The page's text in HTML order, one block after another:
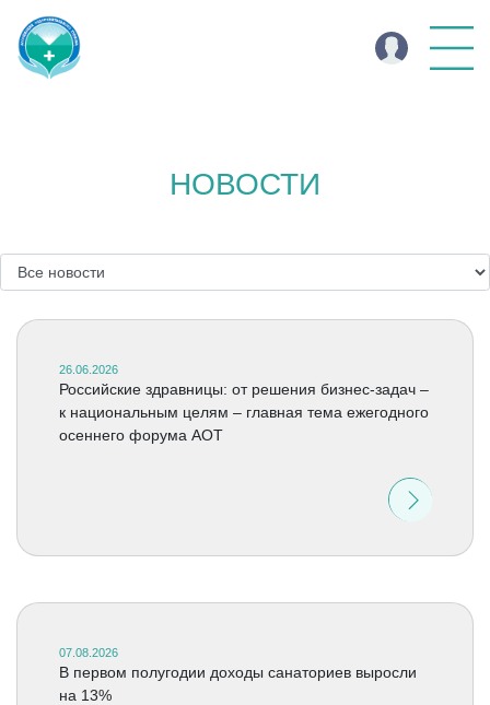
НОВОСТИ
26.06.2026
Российские здравницы: от решения бизнес-задач –
к национальным целям – главная тема ежегодного
осеннего форума АОТ
07.08.2026
В первом полугодии доходы санаториев выросли
на 13%